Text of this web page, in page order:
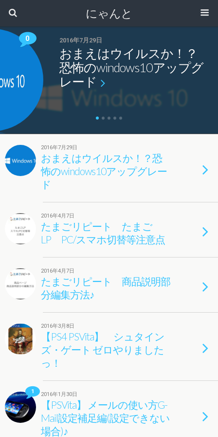
にゃんと
0 2016年7月29日
おまえはウイルスか！？
恐怖のwindows10アップグ
レード
2016年7月29日
おまえはウイルスか！？恐
怖のwindows10アップグレー
ド
2016年4月7日
たまごリピート たまご
LP PC/スマホ切替等注意点
2016年4月7日
たまごリピート 商品説明部
分編集方法♪
2016年3月8日
【PS4 PSVita】 シュタイン
ズ・ゲート ゼロやりました
っ！
1 2016年1月30日
【PSVita】 メールの使い方G-
Mail設定補足編(設定できない
場合)♪